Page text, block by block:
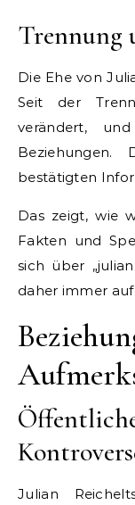
Trennung
Die Ehe von
Seit der
verändert,
bestätigten
Das zeigt, wie
Fakten und
sich über
daher immer
Julian